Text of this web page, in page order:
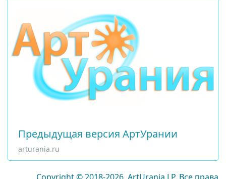
Предыдущая версия АртУрании
arturania.ru